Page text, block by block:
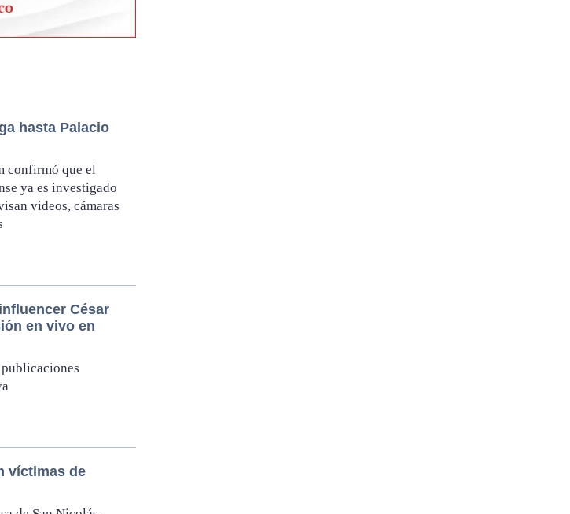
hasta Palacio
confirmó que el
ya es investigado
videos, cámaras
César
en vivo en
víctimas de